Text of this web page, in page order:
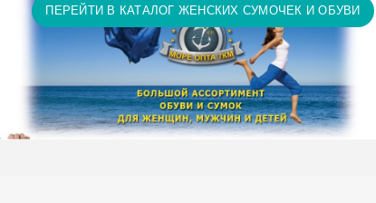
и т.д.)ПЕРЕЙТИ В КАТАЛОГ ЖЕНСКИХ СУМОЧЕК И ОБУВИ